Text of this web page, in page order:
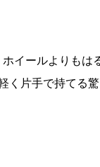
イールよりもは
く片手で持てる驚